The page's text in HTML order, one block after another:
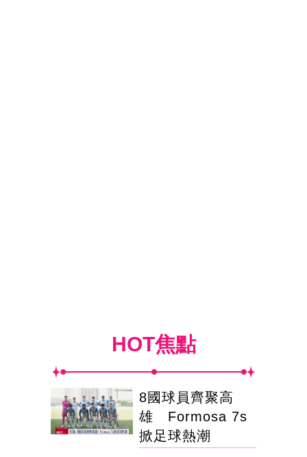
HOT焦點
8國球員齊聚高
雄 Formosa 7s
掀足球熱潮